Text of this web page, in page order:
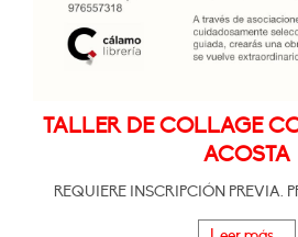
TALLER DE COLLAGE
ACOSTA
REQUIERE INSCRIPCIÓN PREVIA.